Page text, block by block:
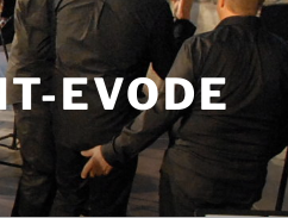
EVODE